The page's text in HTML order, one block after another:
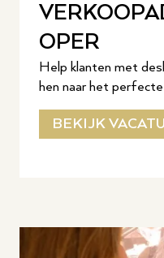
OPER
Help klanten met
hen naar het
BEKIJK